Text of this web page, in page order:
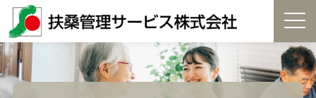
t
g
g
l